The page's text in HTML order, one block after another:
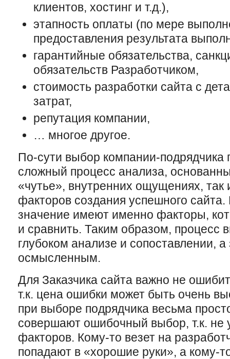
клиентов, хостинг и т.д.),
этапность оплаты (по мере
предоставления результата
гарантийные обязательства,
обязательств Разработчиком,
стоимость разработки сайта с
затрат,
репутация компании,
… многое другое.
По-сути выбор компании-подрядчика
сложный процесс анализа,
«чутье», внутренних ощущениях,
факторов создания успешного
значение имеют именно факторы,
и сравнить. Таким образом, процесс
глубоком анализе и сопоставлении, а
осмысленным.
Для Заказчика сайта важно не
т.к. цена ошибки может быть очень
при выборе подрядчика весьма
совершают ошибочный выбор, т.к. не
факторов. Кому-то везет на
попадают в «хорошие руки», а кому-